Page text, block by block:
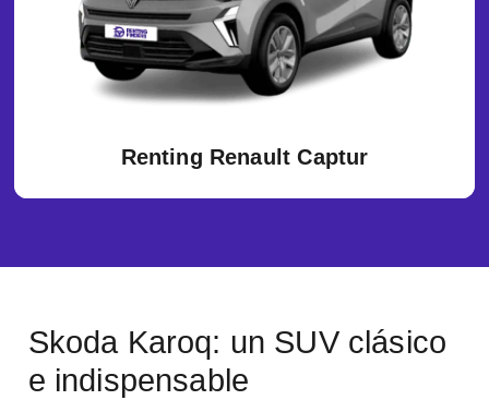
Renting Renault Captur
Skoda Karoq: un SUV clásico
e indispensable